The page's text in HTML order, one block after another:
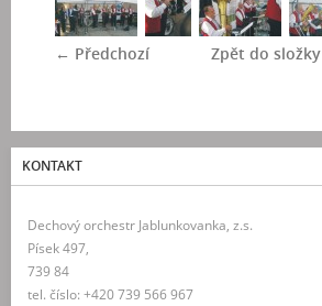
← Předchozí Zpět do složky
KONTAKT
Dechový orchestr Jablunkovanka, z.s.
Písek 497,
739 84
tel. číslo: +420 739 566 967